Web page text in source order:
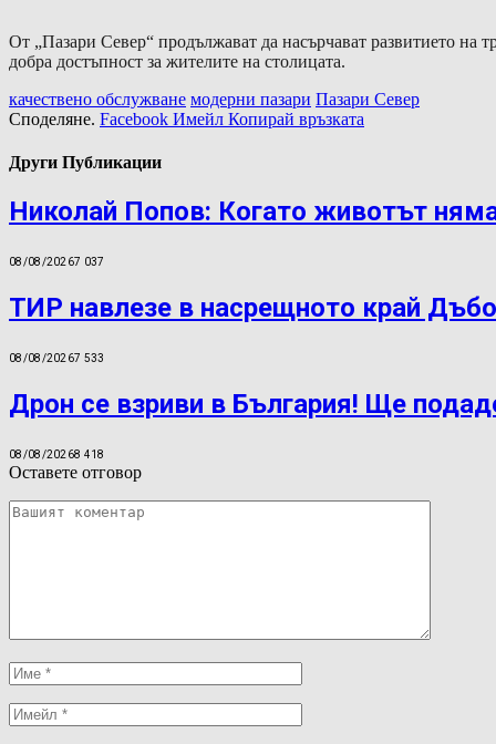
От „Пазари Север“ продължават да насърчават развитието на
добра достъпност за жителите на столицата.
качествено обслужване модерни пазари Пазари Север
Споделяне. Facebook Имейл Копирай връзката
Други Публикации
Николай Попов: Когато животът
08/08/20267 037
ТИР навлезе в насрещното край
08/08/20267 533
Дрон се взриви в България! Ще
08/08/20268 418
Оставете отговор